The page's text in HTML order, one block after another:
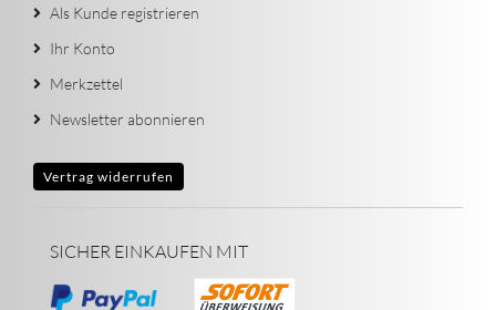
Als Kunde registrieren
Ihr Konto
Merkzettel
Newsletter abonnieren
Vertrag widerrufen
SICHER EINKAUFEN MIT